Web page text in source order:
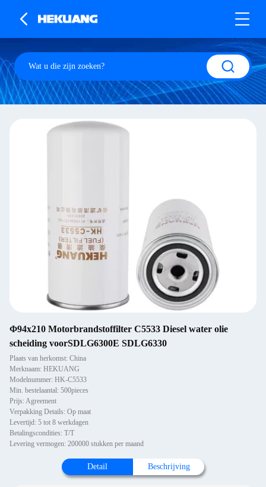
Φ94x210 Motorbrandstoffilter C5533 Diesel water olie
scheiding voorSDLG6300E SDLG6330
Plaats van herkomst: China
Merknaam: HEKUANG
Modelnummer: HK-C5533
Min. bestelaantal: 500pieces
Prijs: Agreement
Verpakking Details: Op maat
Levertijd: 5 tot 8 werkdagen
Betalingscondities: T/T
Levering vermogen: 200000 stukken per maand
Detail Beschrijving